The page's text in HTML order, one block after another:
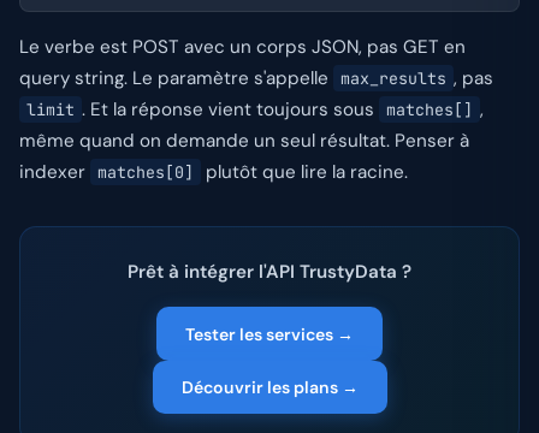
Le verbe est POST avec un corps JSON, pas GET en
query string. Le paramètre s'appelle
max_results , pas
limit . Et la réponse vient toujours sous matches[] ,
même quand on demande un seul résultat. Penser à
indexer matches[0] plutôt que lire la racine.
Prêt à intégrer l'API TrustyData ?
Tester les services →
Découvrir les plans →